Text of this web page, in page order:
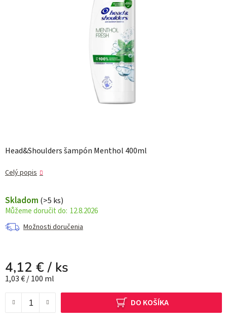
Head&Shoulders šampón Menthol 400ml
Celý popis
Skladom (>5 ks)
12.8.2026
Možnosti doručenia
4,12 €/ ks
Jednotková cena:
1,03 € / 100 ml
DO KOŠÍKA